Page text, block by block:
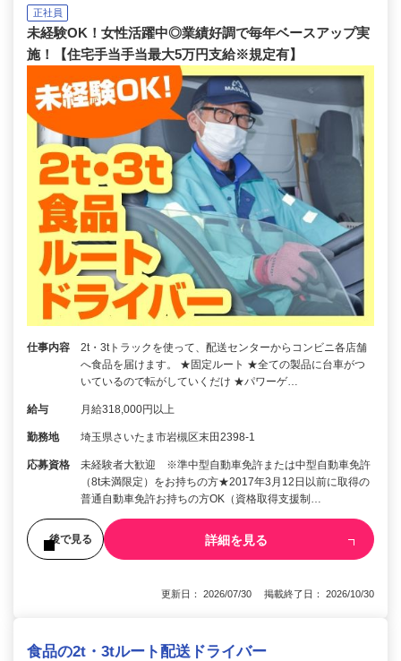
正社員
未経験OK！女性活躍中◎業績好調で毎年ベースアップ実
施！【住宅手当手当最大5万円支給※規定有】
仕事内容
2t・3tトラックを使って、配送センターからコンビニ各店舗
へ食品を届けます。 ★固定ルート ★全ての製品に台車がつ
いているので転がしていくだけ ★パワーゲ…
給与 月給318,000円以上
勤務地 埼玉県さいたま市岩槻区末田2398-1
応募資格
未経験者大歓迎 ※準中型自動車免許または中型自動車免許
（8t未満限定）をお持ちの方★2017年3月12日以前に取得の
普通自動車免許お持ちの方OK（資格取得支援制…
後で見る 詳細を見る
更新日： 2026/07/30 掲載終了日： 2026/10/30
食品の2t・3tルート配送ドライバー